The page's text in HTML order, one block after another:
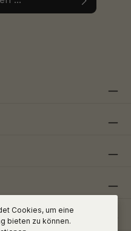
Cookies, um eine
bieten zu können.